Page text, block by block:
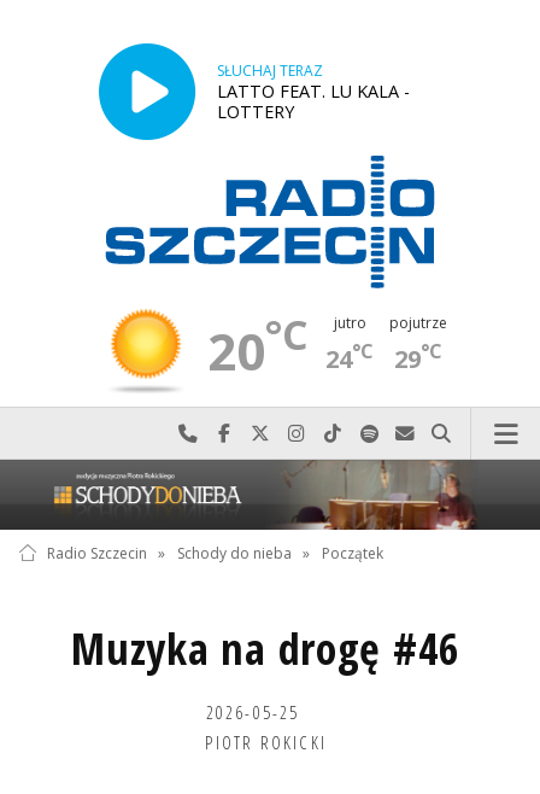
SŁUCHAJ TERAZ
LATTO FEAT. LU KALA -
LOTTERY
20°C jutro
24°C
pojutrze
29°C
Najlepiej po prostu do nas zadzwoń
Odwiedź nas na Facebook-u
Odwiedź nas na X
Odwiedź nas na Instagram-ie
Odwiedź nas na TikTok-u
Szukaj nas na Spotify
Wyślij do nas
Szukaj
Radio Szczecin » Schody do nieba » Początek
Muzyka na drogę #46
2026-05-25
PIOTR ROKICKI